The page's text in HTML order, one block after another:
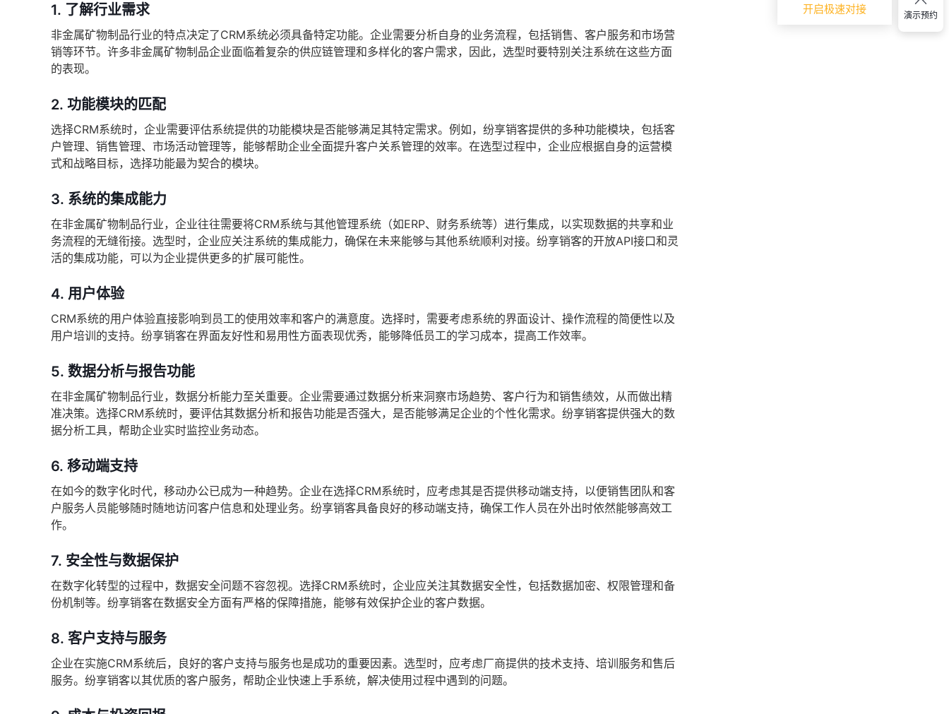
1. 了解行业需求
非金属矿物制品行业的特点决定了CRM系统必须具备特定功能。企业需要分析自身的业务流程，包括销售、客户服务和市场营
销等环节。许多非金属矿物制品企业面临着复杂的供应链管理和多样化的客户需求，因此，选型时要特别关注系统在这些方面
的表现。
2. 功能模块的匹配
选择CRM系统时，企业需要评估系统提供的功能模块是否能够满足其特定需求。例如，纷享销客提供的多种功能模块，包括客
户管理、销售管理、市场活动管理等，能够帮助企业全面提升客户关系管理的效率。在选型过程中，企业应根据自身的运营模
式和战略目标，选择功能最为契合的模块。
3. 系统的集成能力
在非金属矿物制品行业，企业往往需要将CRM系统与其他管理系统（如ERP、财务系统等）进行集成，以实现数据的共享和业
务流程的无缝衔接。选型时，企业应关注系统的集成能力，确保在未来能够与其他系统顺利对接。纷享销客的开放API接口和灵
活的集成功能，可以为企业提供更多的扩展可能性。
4. 用户体验
CRM系统的用户体验直接影响到员工的使用效率和客户的满意度。选择时，需要考虑系统的界面设计、操作流程的简便性以及
用户培训的支持。纷享销客在界面友好性和易用性方面表现优秀，能够降低员工的学习成本，提高工作效率。
5. 数据分析与报告功能
在非金属矿物制品行业，数据分析能力至关重要。企业需要通过数据分析来洞察市场趋势、客户行为和销售绩效，从而做出精
准决策。选择CRM系统时，要评估其数据分析和报告功能是否强大，是否能够满足企业的个性化需求。纷享销客提供强大的数
据分析工具，帮助企业实时监控业务动态。
6. 移动端支持
在如今的数字化时代，移动办公已成为一种趋势。企业在选择CRM系统时，应考虑其是否提供移动端支持，以便销售团队和客
户服务人员能够随时随地访问客户信息和处理业务。纷享销客具备良好的移动端支持，确保工作人员在外出时依然能够高效工
作。
7. 安全性与数据保护
在数字化转型的过程中，数据安全问题不容忽视。选择CRM系统时，企业应关注其数据安全性，包括数据加密、权限管理和备
份机制等。纷享销客在数据安全方面有严格的保障措施，能够有效保护企业的客户数据。
8. 客户支持与服务
企业在实施CRM系统后，良好的客户支持与服务也是成功的重要因素。选型时，应考虑厂商提供的技术支持、培训服务和售后
服务。纷享销客以其优质的客户服务，帮助企业快速上手系统，解决使用过程中遇到的问题。
开启极速对接 演示预约